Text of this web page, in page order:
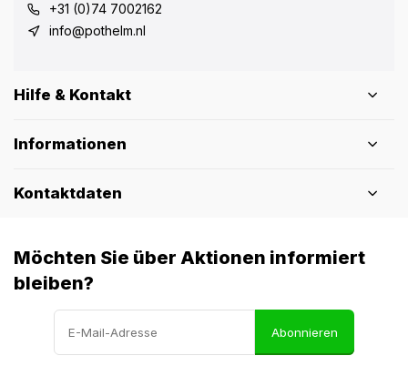
+31 (0)74 7002162
info@pothelm.nl
Hilfe & Kontakt
Informationen
Kontaktdaten
Möchten Sie über Aktionen informiert
bleiben?
Abonnieren